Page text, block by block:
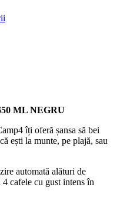
ML NEGRU
îți oferă șansa să bei
ești la munte, pe plajă, sau
automată alături de
cafele cu gust intens în